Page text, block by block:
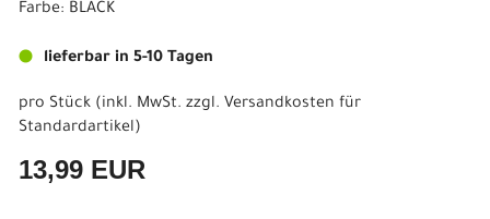
Farbe: BLACK
lieferbar in 5-10 Tagen
pro Stück (inkl. MwSt. zzgl. Versandkosten für
Standardartikel)
13,99 EUR